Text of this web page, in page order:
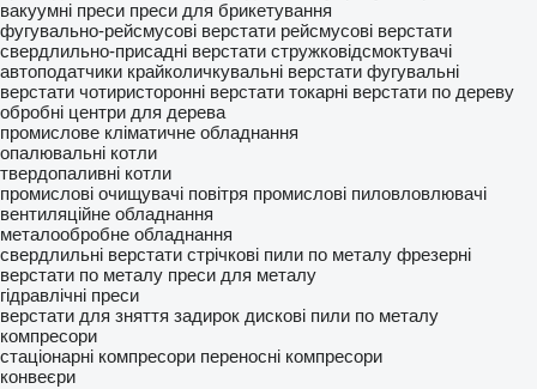
вакуумні преси преси для брикетування
фугувально-рейсмусові верстати рейсмусові верстати
свердлильно-присадні верстати стружковідсмоктувачі
автоподатчики крайколичкувальні верстати фугувальні
верстати чотиристоронні верстати токарні верстати по дереву
обробні центри для дерева
промислове кліматичне обладнання
опалювальні котли
твердопаливні котли
промислові очищувачі повітря промислові пиловловлювачі
вентиляційне обладнання
металообробне обладнання
свердлильні верстати стрічкові пили по металу фрезерні
верстати по металу преси для металу
гідравлічні преси
верстати для зняття задирок дискові пили по металу
компресори
стаціонарні компресори переносні компресори
конвеєри